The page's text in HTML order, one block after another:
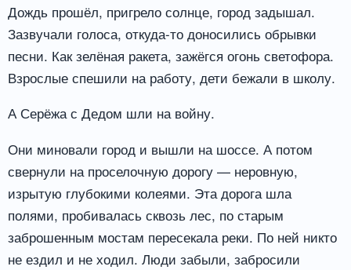
Дождь прошёл, пригрело солнце, город задышал.
Зазвучали голоса, откуда-то доносились обрывки
песни. Как зелёная ракета, зажёгся огонь светофора.
Взрослые спешили на работу, дети бежали в школу.
А Серёжа с Дедом шли на войну.
Они миновали город и вышли на шоссе. А потом
свернули на проселочную дорогу — неровную,
изрытую глубокими колеями. Эта дорога шла
полями, пробивалась сквозь лес, по старым
заброшенным мостам пересекала реки. По ней никто
не ездил и не ходил. Люди забыли, забросили